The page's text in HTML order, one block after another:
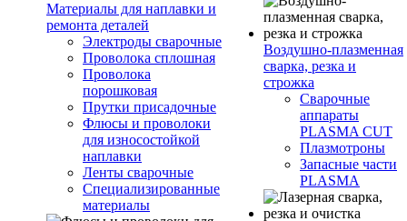
Материалы для наплавки и
ремонта деталей
Электроды сварочные
Проволока сплошная
Проволока
порошковая
Прутки присадочные
Флюсы и проволоки
для износостойкой
наплавки
Ленты сварочные
Специализированные
материалы
Воздушно-плазменная
сварка, резка и
строжка
Сварочные
аппараты
PLASMA CUT
Плазмотроны
Запасные части
PLASMA